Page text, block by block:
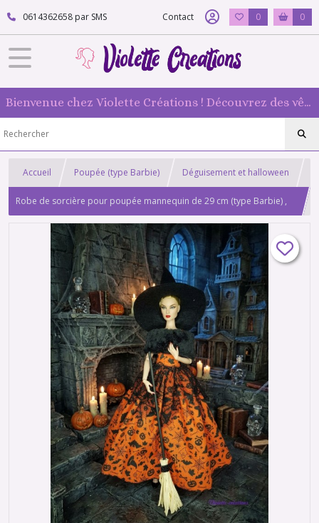
0614362658 par SMS Contact 0 0
Bienvenue chez Violette Créations ! Découvrez des vêtements faits main pour vos poupées mannequin : originaux et 100 % fabriqués en France
Accueil Poupée (type Barbie) Déguisement et halloween
Robe de sorcière pour poupée mannequin de 29 cm (type Barbie) ,
déguisement halloween 3